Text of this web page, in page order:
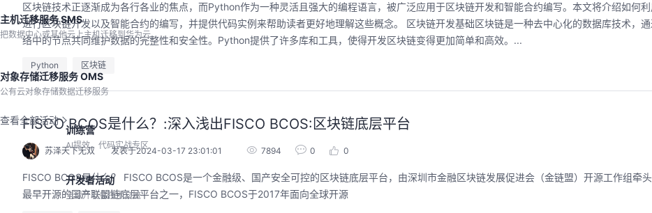
主机迁移服务 SMS
把数据中心或其他云上主机迁移到华为云
对象存储迁移服务 OMS
公有云对象存储数据迁移服务
查看全部活动
训练营
AI提效，代码实战专区
开发者活动
全球开发者技术交流
区块链技术正逐渐成为各行各业的焦点，而Python作为一种灵活且强大的编程语言，被广泛应用于区块链开发和智能合约编写。本文将介绍如何
进行区块链开发以及智能合约的编写，并提供代码实例来帮助读者更好地理解这些概念。 区块链开发基础区块链是一种去中心化的数据库技术，
络中的节点共同维护数据的完整性和安全性。Python提供了许多库和工具，使得开发区块链变得更加简单和高效。...
Python 区块链
FISCO BCOS是什么？:深入浅出FISCO BCOS:区块链底层平台
苏泽天下无双 发表于2024-03-17 23:01:01 7894 0 0
FISCO BCOS是什么？ FISCO BCOS是一个金融级、国产安全可控的区块链底层平台，由深圳市金融区块链发展促进会（金链盟）开源工作组牵头研发。作为
最早开源的国产联盟链底层平台之一，FISCO BCOS于2017年面向全球开源